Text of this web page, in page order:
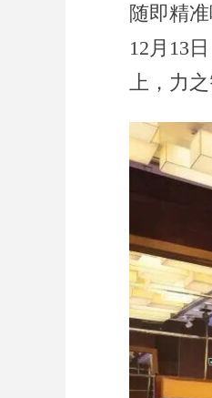
随即精
12月13
上，力